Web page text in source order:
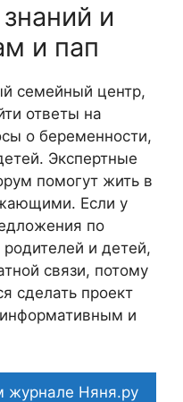
и
и пап
семейный центр,
ответы на
о беременности,
Экспертные
помогут жить в
Если у
по
и детей,
связи, потому
сделать проект
и
журнале Няня.ру